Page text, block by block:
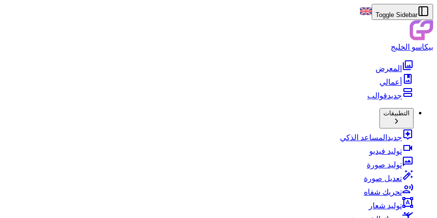
Toggle Sidebar
بيكاسو الخليج
المعرض
أعمالي
جديدقوالب
التطبيقات
جديد المساعد الذكي
توليد فيديو
توليد صورة
تعديل صورة
تحريك شفاه
توليد شعار